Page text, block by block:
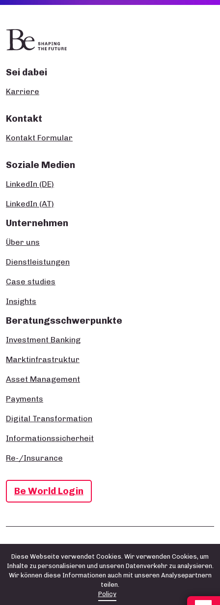
Sei dabei
Karriere
Kontakt
Kontakt Formular
Soziale Medien
LinkedIn (DE)
LinkedIn (AT)
Unternehmen
Über uns
Dienstleistungen
Case studies
Insights
Beratungsschwerpunkte
Investment Banking
Marktinfrastruktur
Asset Management
Payments
Digital Transformation
Informationssicherheit
Re-/Insurance
Be World Login
Diese Webseite verwendet Cookies. Wir verwenden Cookies, um
Inhalte zu personalisieren und unseren Datenverkehr zu analysieren.
Wir können diese Informationen auch mit unseren Analysepartnern
teilen.
Policy